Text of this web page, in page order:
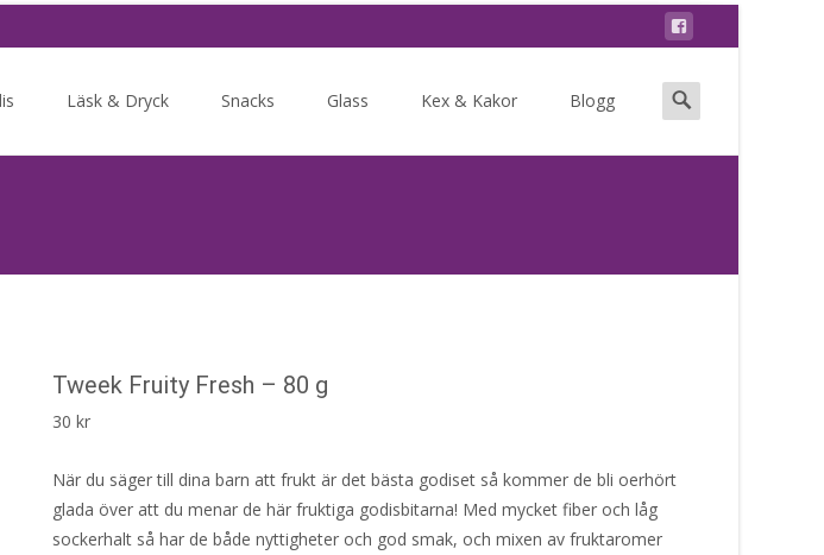
Läsk & Dryck Snacks Glass Kex & Kakor Blogg
Search
for:
Tweek Fruity Fresh – 80 g
30 kr
När du säger till dina barn att frukt är det bästa godiset så kommer de bli oerhört
glada över att du menar de här fruktiga godisbitarna! Med mycket fiber och låg
sockerhalt så har de både nyttigheter och god smak, och mixen av fruktaromer